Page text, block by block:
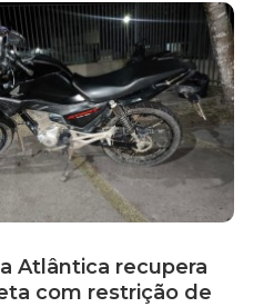
Atlântica recupera
com restrição de